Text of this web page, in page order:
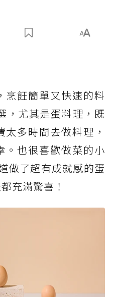
烹飪簡單又快速的料
，尤其是蛋料理，既
多時間去做料理，
。也很喜歡做菜的小
做了超有成就感的蛋
充滿驚喜！